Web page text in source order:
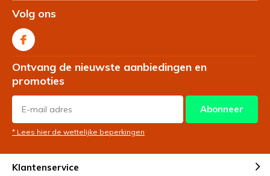
Volg ons
Ontvang de nieuwste aanbiedingen en
promoties
Abonneer
* Lees hier de wettelijke beperkingen
Klantenservice